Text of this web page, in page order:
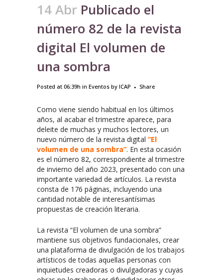
14 Abr Publicado el
número 82 de la revista
digital El volumen de
una sombra
Posted at 06:39h in Eventos by ICAP Share
Como viene siendo habitual en los últimos
años, al acabar el trimestre aparece, para
deleite de muchas y muchos lectores, un
nuevo número de la revista digital “El
volumen de una sombra”. En esta ocasión
es el número 82, correspondiente al trimestre
de invierno del año 2023, presentado con una
importante variedad de artículos. La revista
consta de 176 páginas, incluyendo una
cantidad notable de interesantísimas
propuestas de creación literaria.
La revista “El volumen de una sombra”
mantiene sus objetivos fundacionales, crear
una plataforma de divulgación de los trabajos
artísticos de todas aquellas personas con
inquietudes creadoras o divulgadoras y cuyas